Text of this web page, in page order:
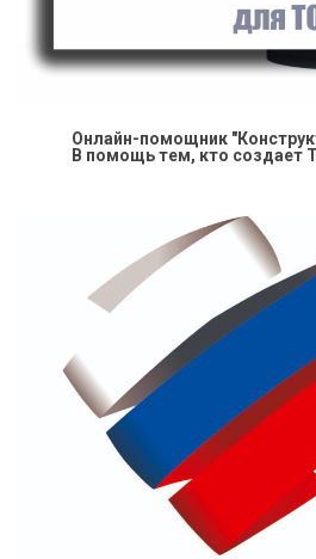
Онлайн-помощник
В помощь тем, кто создает